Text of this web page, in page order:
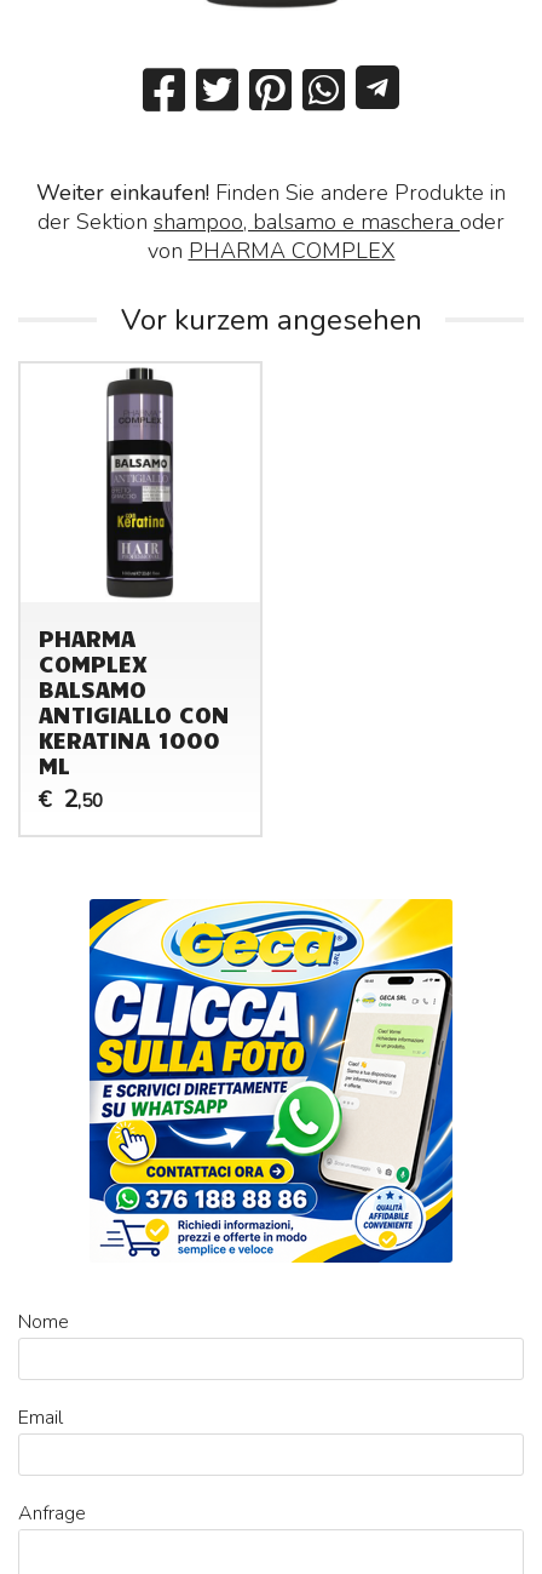
Weiter einkaufen! Finden Sie andere Produkte in
der Sektion shampoo, balsamo e maschera oder
von PHARMA COMPLEX
Vor kurzem angesehen
PHARMA
COMPLEX
BALSAMO
ANTIGIALLO CON
KERATINA 1000
ML
€ 2,50
Nome
Email
Anfrage